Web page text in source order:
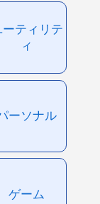
ーティリテ
ィ
ーソナル
ゲーム